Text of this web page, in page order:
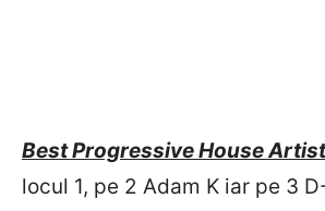
Best Progressive House Artist
locul 1, pe 2 Adam K iar pe 3